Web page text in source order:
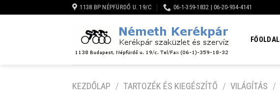
to
1138 BP NÉPFÜRDŐ U. 19/C 06-1-359-1832 | 06-20-934-4141
FŐOLDAL
KEZDŐLAP / TARTOZÉK ÉS KIEGÉSZÍTŐ / VILÁGÍTÁS /